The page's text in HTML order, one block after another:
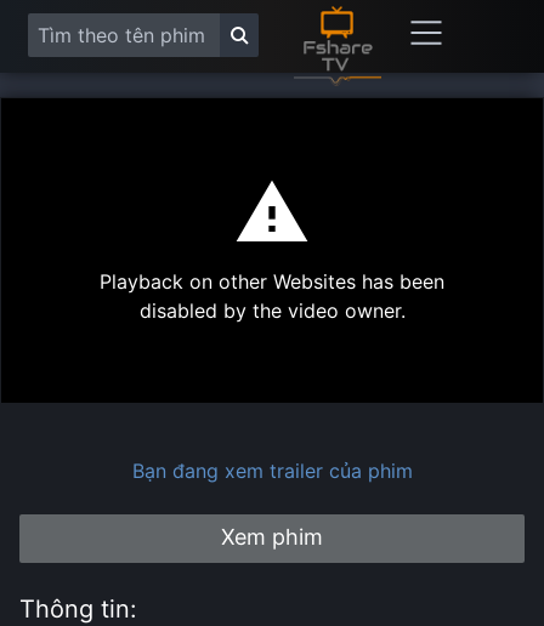
Play
Playback on other Websites has been
disabled by the video owner.
Bạn đang xem trailer của phim
Xem phim
Thông tin: